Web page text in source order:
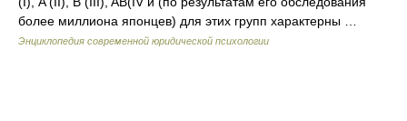
более миллиона японцев) для этих групп характерны …
Энциклопедия современной юридической психологии